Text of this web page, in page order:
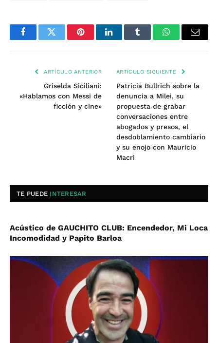
FacebookTwitter PinterestLinkedInTumblr WhatsAppEmail
ARTÍCULO ANTERIOR
Griselda Siciliani:
«Hablamos con Messi de
ficción y cine»
ARTÍCULO SIGUIENTE
Patricia Bullrich sobre la
denuncia a Milei, su
propuesta de grabar
conversaciones entre
abogados y presos, el
desdoblamiento cambiario
y su enojo con Mauricio
Macri
TE PUEDE INTERESAR
Acústico de GAUCHITO CLUB: Encendedor, Mi Loca
Incomodidad y Papito Barloa